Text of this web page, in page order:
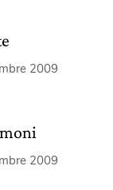
2009
2009